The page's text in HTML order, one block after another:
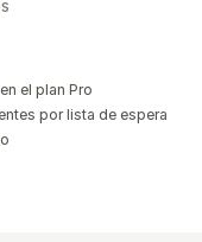
diferidos
el plan Pro
por lista de espera